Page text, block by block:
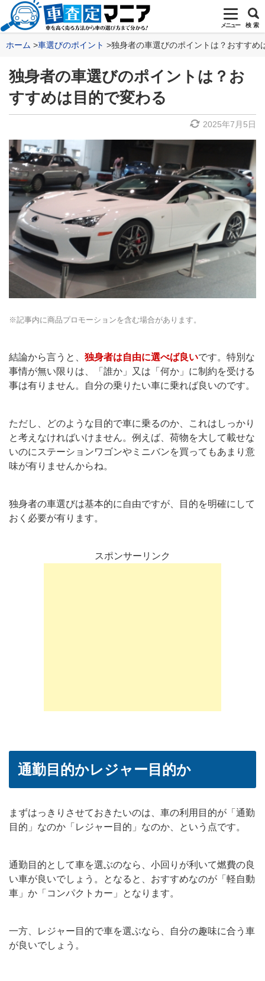
メニュー 検 索
ホーム 車選びのポイント 独身者の車選びのポイントは？おすすめ
独身者の車選びのポイントは？お
すすめは目的で変わる
2025年7月5日
※記事内に商品プロモーションを含む場合があります。
結論から言うと、 独身者は自由に選べば良いです。特別な
事情が無い限りは、「誰か」又は「何か」に制約を受ける
事は有りません。自分の乗りたい車に乗れば良いのです。
ただし、どのような目的で車に乗るのか、これはしっかり
と考えなければいけません。例えば、荷物を大して載せな
いのにステーションワゴンやミニバンを買ってもあまり意
味が有りませんからね。
独身者の車選びは基本的に自由ですが、目的を明確にして
おく必要が有ります。
スポンサーリンク
通勤目的かレジャー目的か
まずはっきりさせておきたいのは、車の利用目的が「通勤
目的」なのか「レジャー目的」なのか、という点です。
通勤目的として車を選ぶのなら、小回りが利いて燃費の良
い車が良いでしょう。となると、おすすめなのが「軽自動
車」か「コンパクトカー」となります。
一方、レジャー目的で車を選ぶなら、自分の趣味に合う車
が良いでしょう。